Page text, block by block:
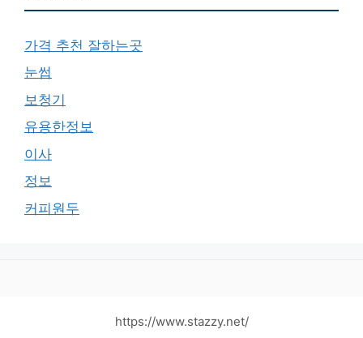
가격 추천 잘하는곳
눈썹
보청기
유용한정보
이사
정보
커피원두
https://www.stazzy.net/